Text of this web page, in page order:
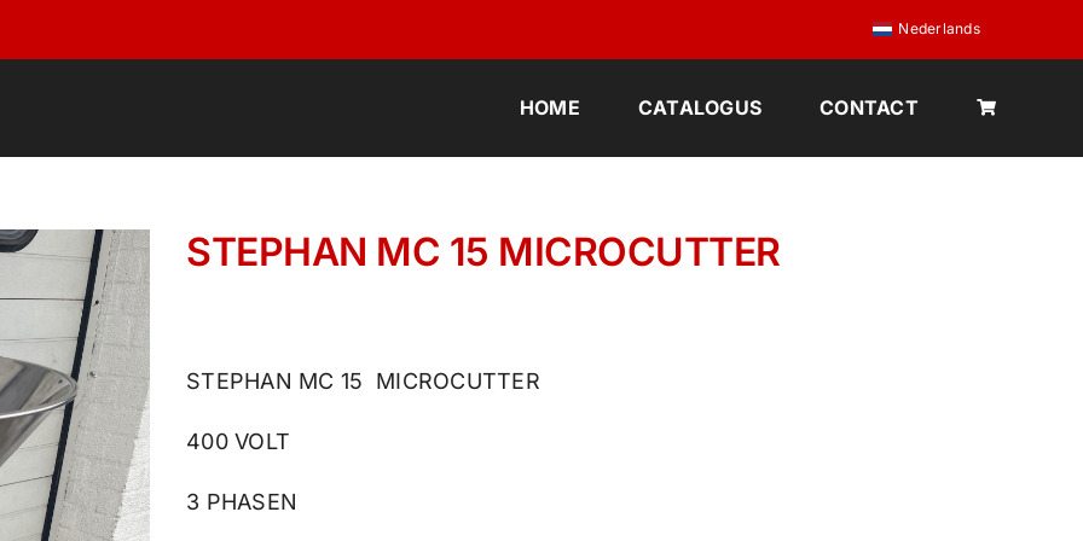
Nederlands
HOME CATALOGUS CONTACT
STEPHAN MC 15 MICROCUTTER
STEPHAN MC 15 MICROCUTTER
400 VOLT
3 PHASEN